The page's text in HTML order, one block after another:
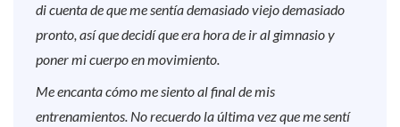
di cuenta de que me sentía demasiado viejo demasiado
pronto, así que decidí que era hora de ir al gimnasio y
poner mi cuerpo en movimiento.
Me encanta cómo me siento al final de mis
entrenamientos. No recuerdo la última vez que me sentí